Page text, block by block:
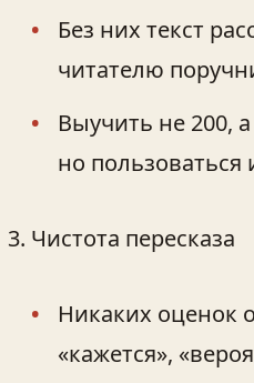
Без них текст
читателю
Выучить не 200,
но
Чистота пересказа
Никаких оценок
«кажется»,